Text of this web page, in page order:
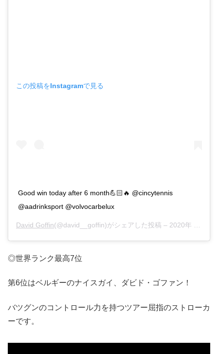
この投稿をInstagramで見る
Good win today after 6 month💪🏻🔥 @cincytennis
@aadrinksport @volvocarbelux
David Goffin(@david__goffin)がシェアした投稿 – 2020年 8月月23日午後7時09分PDT
◎世界ランク最高7位
第6位はベルギーのナイスガイ、ダビド・ゴファン！
バツグンのコントロール力を持つツアー屈指のストローカ
ーです。